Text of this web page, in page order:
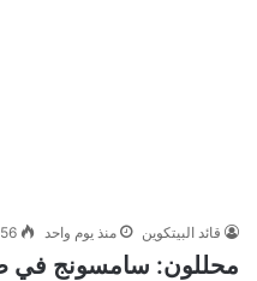
قائد البيتكوين منذ يوم واحد 56
محللون: سامسونج في